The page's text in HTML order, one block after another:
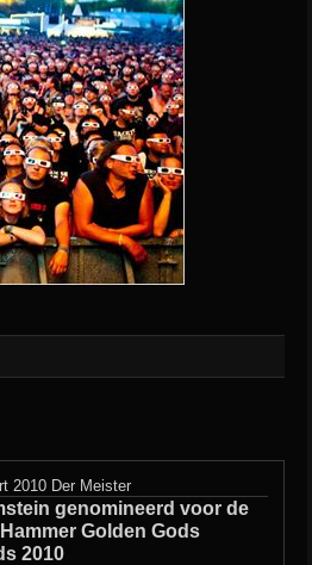
2010 Der Meister
genomineerd voor de
Hammer Golden Gods
2010